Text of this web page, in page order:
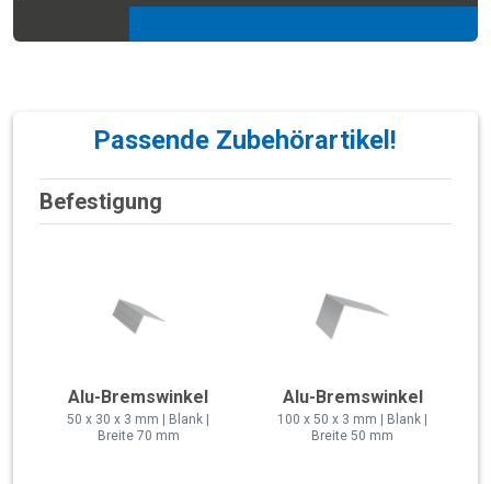
Passende Zubehörartikel!
Befestigung
Alu-Bremswinkel
50 x 30 x 3 mm | Blank |
Breite 70 mm
Alu-Bremswinkel
100 x 50 x 3 mm | Blank |
Breite 50 mm